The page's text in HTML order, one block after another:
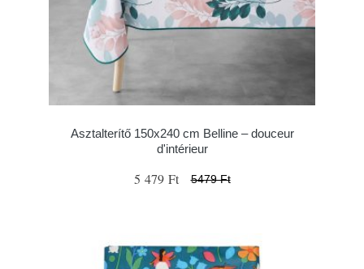
Asztalterítő 150x240 cm Belline – douceur
d'intérieur
5 479 Ft 5479 Ft